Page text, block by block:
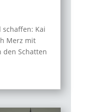
Kai
Merz mit
den Schatten